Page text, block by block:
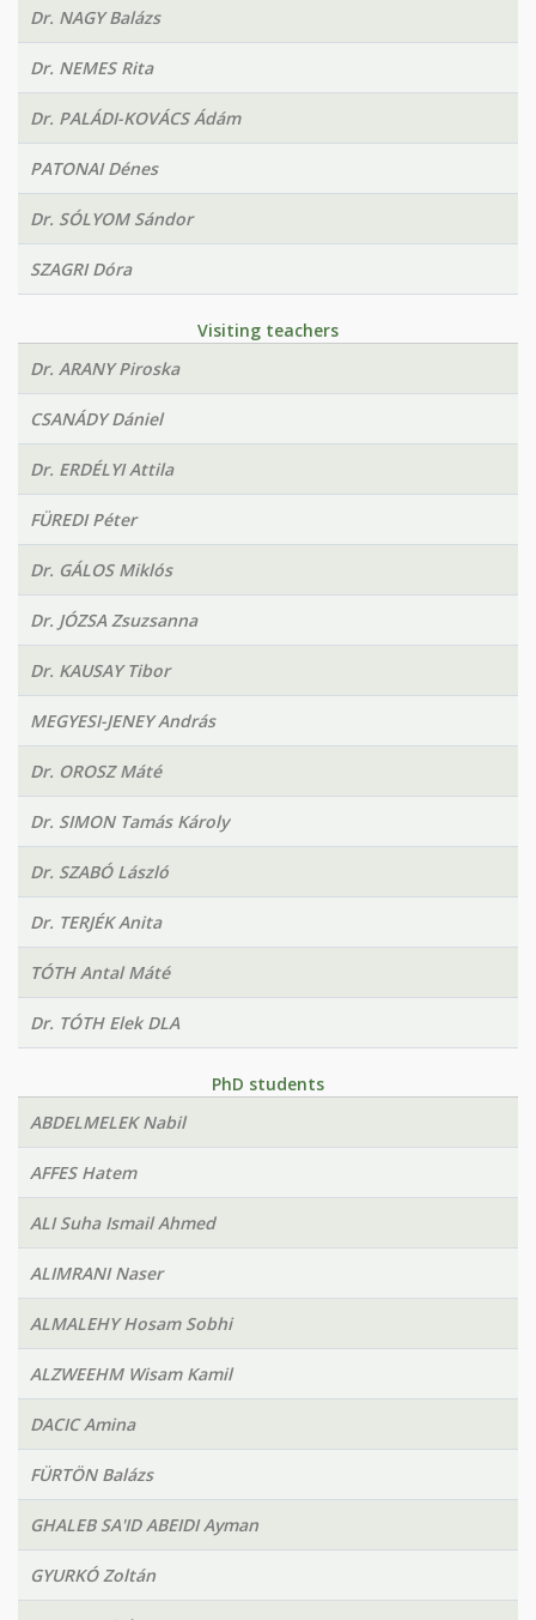
Dr. NAGY Balázs
Dr. NEMES Rita
Dr. PALÁDI-KOVÁCS Ádám
PATONAI Dénes
Dr. SÓLYOM Sándor
SZAGRI Dóra
Visiting teachers
Dr. ARANY Piroska
CSANÁDY Dániel
Dr. ERDÉLYI Attila
FÜREDI Péter
Dr. GÁLOS Miklós
Dr. JÓZSA Zsuzsanna
Dr. KAUSAY Tibor
MEGYESI-JENEY András
Dr. OROSZ Máté
Dr. SIMON Tamás Károly
Dr. SZABÓ László
Dr. TERJÉK Anita
TÓTH Antal Máté
Dr. TÓTH Elek DLA
PhD students
ABDELMELEK Nabil
AFFES Hatem
ALI Suha Ismail Ahmed
ALIMRANI Naser
ALMALEHY Hosam Sobhi
ALZWEEHM Wisam Kamil
DACIC Amina
FÜRTÖN Balázs
GHALEB SA'ID ABEIDI Ayman
GYURKÓ Zoltán